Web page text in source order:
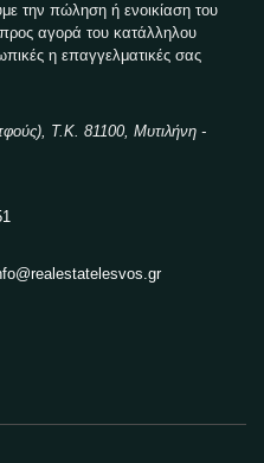
την πώληση ή ενοικίαση του
αγορά του κατάλληλου
η επαγγελματικές σας
Τ.Κ. 81100, Μυτιλήνη -